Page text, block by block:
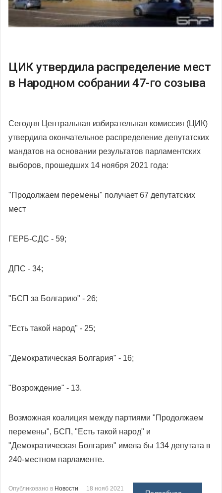
ЦИК утвердила распределение мест
в Народном собрании 47-го созыва
Сегодня Центральная избирательная комиссия (ЦИК)
утвердила окончательное распределение депутатских
мандатов на основании результатов парламентских
выборов, прошедших 14 ноября 2021 года:
"Продолжаем перемены" получает 67 депутатских
мест
ГЕРБ-СДС - 59;
ДПС - 34;
"БСП за Болгарию" - 26;
"Есть такой народ" - 25;
"Демократическая Болгария" - 16;
"Возрождение" - 13.
Возможная коалиция между партиями "Продолжаем
перемены", БСП, "Есть такой народ" и
"Демократическая Болгария" имела бы 134 депутата в
240-местном парламенте.
Опубликовано в Новости 18 нояб 2021